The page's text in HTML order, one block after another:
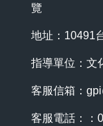
覽
地址：10491
指導單位：文
客服信箱：
客服電話：：